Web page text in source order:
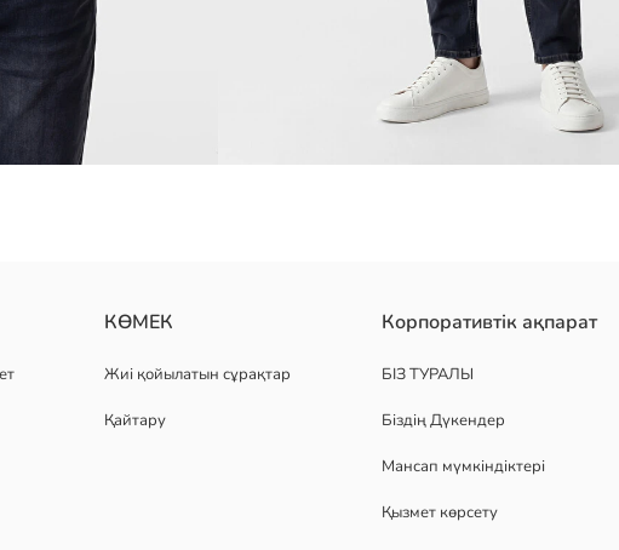
арналған футболка, трикотаж матадан жасалған және
КӨМЕК
Жиі қойылатын сұрақтар
Қайтару
Корпоративтік ақпарат
БІЗ ТУРАЛЫ
Біздің Дүкендер
Мансап мүмкіндіктері
Қызмет көрсету